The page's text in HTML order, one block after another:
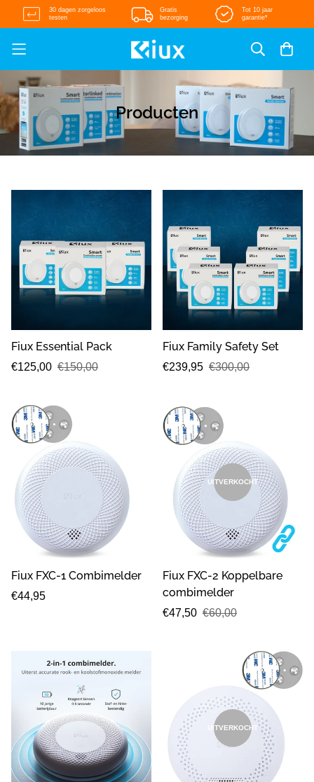
30 dagen zorgeloos
testen
Gratis
bezorging
Tot 10 jaar
garantie*
Producten
Fiux Essential Pack
Verkoopprijs
€125,00
Normale €150,00
Fiux Family Safety Set
Verkoopprijs
€239,95
Normale €300,00
Fiux FXC-1 Combimelder
Normale
€44,95
UITVERKOCHT
Fiux FXC-2 Koppelbare
combimelder
Verkoopprijs
€47,50
Normale€60,00
UITVERKOCHT